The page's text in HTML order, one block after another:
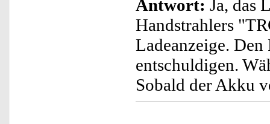
Antwort: Ja, das
Handstrahlers
Ladeanzeige.
entschuldigen.
Sobald der Akku